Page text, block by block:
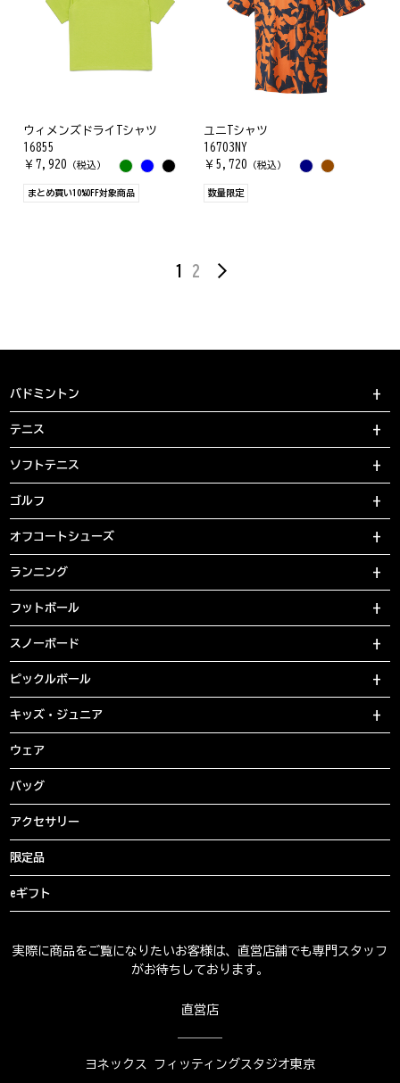
ウィメンズドライTシャツ
16855
￥ 7,920 （税込）
まとめ買い10%OFF対象商品
ユニTシャツ
16703NY
￥ 5,720 （税込）
数量限定
1 2
バドミントン
テニス
ソフトテニス
ゴルフ
オフコートシューズ
ランニング
フットボール
スノーボード
ピックルボール
キッズ・ジュニア
ウェア
バッグ
アクセサリー
限定品
eギフト
実際に商品をご覧になりたいお客様は、直営店舗でも専門スタッフ
がお待ちしております。
直営店
ヨネックス フィッティングスタジオ東京